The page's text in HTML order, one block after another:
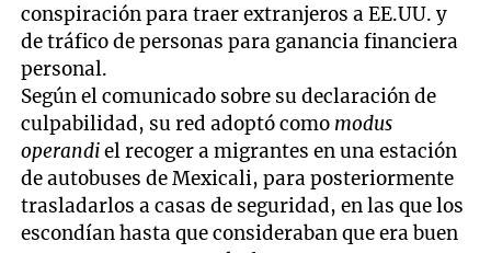
conspiración para traer extranjeros a EE.UU. y
de tráfico de personas para ganancia financiera
personal.
Según el comunicado sobre su declaración de
culpabilidad, su red adoptó como modus
operandiel recoger a migrantes en una estación
de autobuses de Mexicali, para posteriormente
trasladarlos a casas de seguridad, en las que los
escondían hasta que consideraban que era buen